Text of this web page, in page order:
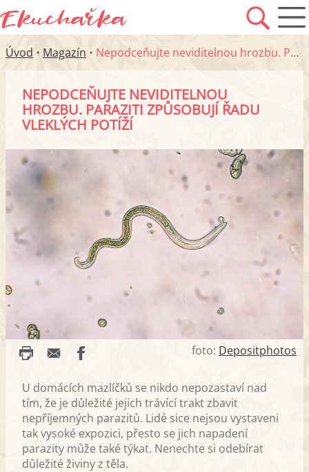
Úvod • Magazín • Nepodceňujte neviditelnou hrozbu. Paraziti způsobují řadu vleklých potíží
NEPODCEŇUJTE NEVIDITELNOU
HROZBU. PARAZITI ZPŮSOBUJÍ ŘADU
VLEKLÝCH POTÍŽÍ
foto: Depositphotos
U domácích mazlíčků se nikdo nepozastaví nad
tím, že je důležité jejich trávící trakt zbavit
nepříjemných parazitů. Lidé sice nejsou vystaveni
tak vysoké expozici, přesto se jich napadení
parazity může také týkat. Nenechte si odebírat
důležité živiny z těla.